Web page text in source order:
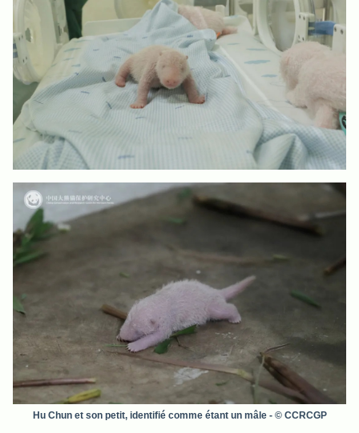
Hu Chun et son petit, identifié comme étant un mâle- © CCRCGP